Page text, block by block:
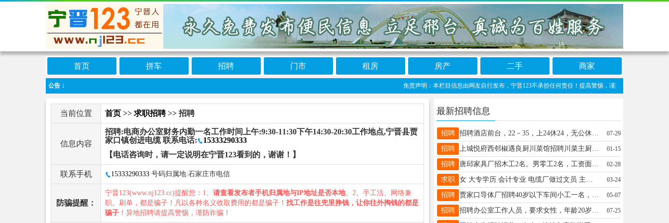
首页 拼车 招聘 门市 租房 房产 二手 商家
公告： 免责声明：本栏目信息由网友自行发布，宁晋123不承担任何责任！提高警惕，谨防诈骗！做推广、做信
当前位置 首页 >> 求职招聘>> 招聘
信息内容
招聘:电商办公室财务内勤一名工作时间上午:9:30-11:30下午14:30-20:30工作地点,宁晋县贾
家口镇创进电缆 联系电话:
15333290333
【电话咨询时，请一定说明在宁晋123看到的，谢谢！】
联系手机 15333290333 号码归属地:石家庄市电信
防骗提醒：
宁晋123(www.nj123.cc)提醒您：1、 请查看发布者手机归属地与IP地址是否本地。2、手工活、网络兼
职、刷单，都是骗子！凡以各种名义收取费用的都是骗子！ 找工作是往兜里挣钱，让你往外掏钱的都是
骗子 ！异地招聘请提高警惕，谨防诈骗！
最新招聘信息
招聘 招聘酒店前台，22－35，上24休24，无公休，一个月上15天班。晚上过12点可以睡觉。有意联系，15731980276 07-29
招聘 上城悦府西邻椒遇良厨川菜馆招聘川菜主厨、配菜主管、配菜打荷、饺子工、洗碗工、杀鱼工、领班、服务员、帮厨等岗位薪资3000-10000元，享工龄补贴+节日红包+团建聚餐福利联系：赵经理17330196779 01-15
招聘 唐邱家具厂招木工2名。男零工2名，工资面议15028881300 02-28
求职 女 大专学历 会计专业 电缆厂做过文员 主要负责成本核算 工人考勤 熟悉电脑 word excel ppt等都熟悉 会用管家婆 英语b级 普通话二甲 c1驾照 县城内求一份稳定工作有需要的请联系13303096732 03-24
招聘 贾家口导体厂招聘40岁以下车间小工一名，有意电联19331955818 05-07
招聘 招聘办公室工作人员，要求女性，年龄20岁-35岁，工作内容：负责接听电话，工作内容简单，会电脑的基本知识 工资结算：一个月2100元 每个月15号发工资 联系电话:18714286836 07-25